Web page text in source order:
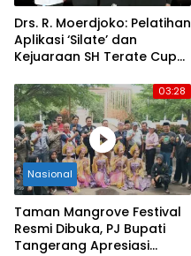
Drs. R. Moerdjoko: Pelatihan
Aplikasi ‘Silate’ dan
Kejuaraan SH Terate Cup
Unggul
03:28
Nasional
Taman Mangrove Festival
Resmi Dibuka, PJ Bupati
Tangerang Apresiasi